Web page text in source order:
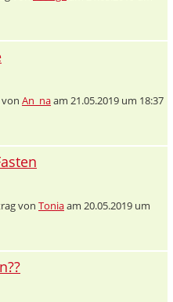
An_naam 21.05.2019 um 18:37
von Toniaam 20.05.2019 um